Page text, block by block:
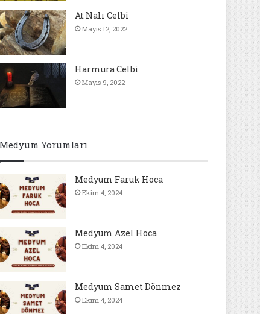
At Nalı Celbi
Mayıs 12, 2022
Harmura Celbi
Mayıs 9, 2022
Medyum Yorumları
Medyum Faruk Hoca
Ekim 4, 2024
Medyum Azel Hoca
Ekim 4, 2024
Medyum Samet Dönmez
Ekim 4, 2024